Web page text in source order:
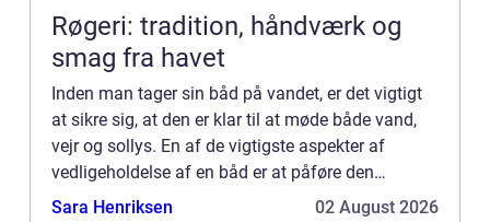
Røgeri: tradition, håndværk og
smag fra havet
Inden man tager sin båd på vandet, er det vigtigt
at sikre sig, at den er klar til at møde både vand,
vejr og sollys. En af de vigtigste aspekter af
vedligeholdelse af en båd er at påføre den
passende m&ael...
Sara Henriksen 02 August 2026